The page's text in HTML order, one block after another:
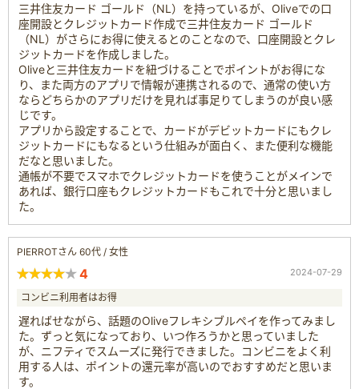
三井住友カード ゴールド（NL）を持っているが、Oliveでの口
座開設とクレジットカード作成で三井住友カード ゴールド
（NL）がさらにお得に使えるとのことなので、口座開設とクレ
ジットカードを作成しました。
Oliveと三井住友カードを紐づけることでポイントがお得にな
り、また両方のアプリで情報が連携されるので、通常の使い方
ならどちらかのアプリだけを見れば事足りてしまうのが良い感
じです。
アプリから設定することで、カードがデビットカードにもクレ
ジットカードにもなるという仕組みが面白く、また便利な機能
だなと思いました。
通帳が不要でスマホでクレジットカードを使うことがメインで
あれば、銀行口座もクレジットカードもこれで十分と思いまし
た。
PIERROTさん 60代 / 女性
4 2024-07-29
コンビニ利用者はお得
遅ればせながら、話題のOliveフレキシブルペイを作ってみまし
た。ずっと気になっており、いつ作ろうかと思っていました
が、ニフティでスムーズに発行できました。コンビニをよく利
用する人は、ポイントの還元率が高いのでおすすめだと思いま
す。